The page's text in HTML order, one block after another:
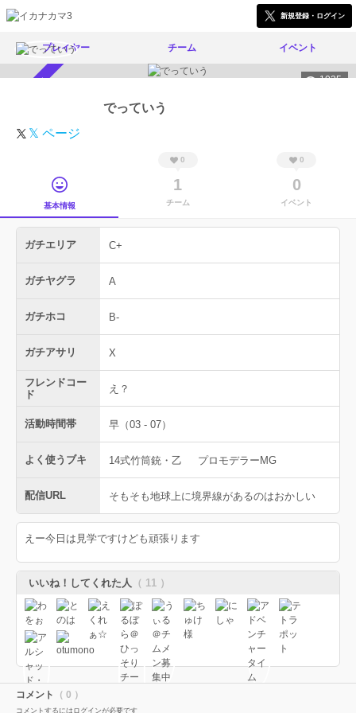
新規登録・ログイン
プレイヤー チーム イベント
1025
でっていう
𝕏 ページ
基本情報
0
1
チーム
0
0
イベント
ガチエリア C+
ガチヤグラ A
ガチホコ B-
ガチアサリ X
フレンドコー
ド
え？
活動時間帯 早（03 - 07）
よく使うブキ 14式竹筒銃・乙 プロモデラーMG
配信URL そもそも地球上に境界線があるのはおかしい
えー今日は見学ですけども頑張ります
いいね！してくれた人 （ 11 ）
コメント （ 0 ）
コメントするにはログインが必要です